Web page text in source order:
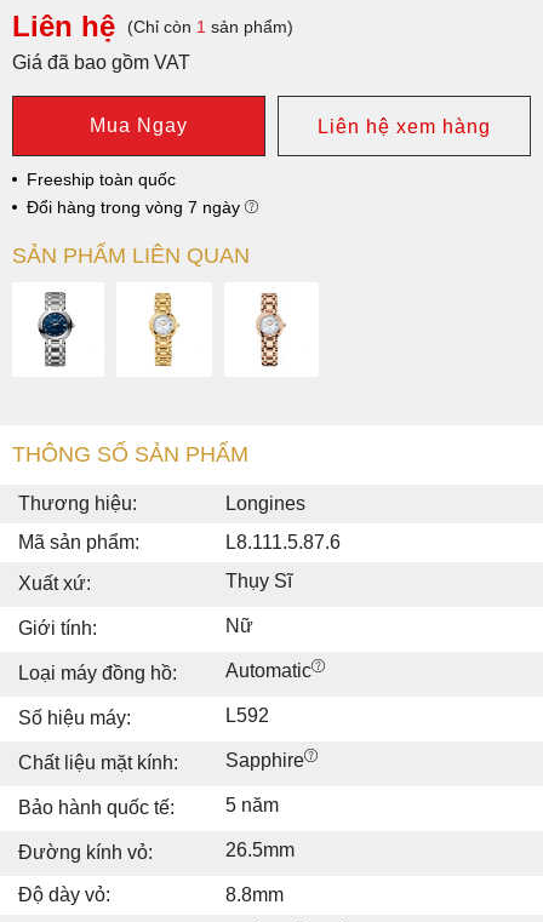
Liên hệ (Chỉ còn 1 sản phẩm)
Giá đã bao gồm VAT
Mua Ngay Liên hệ xem hàng
Freeship toàn quốc
Đổi hàng trong vòng 7 ngày
SẢN PHẨM LIÊN QUAN
THÔNG SỐ SẢN PHẨM
Thương hiệu:
Longines
Mã sản phẩm:
L8.111.5.87.6
Xuất xứ:
Thụy Sĩ
Giới tính: Nữ
Loại máy đồng hồ: Automatic
Số hiệu máy: L592
Chất liệu mặt kính: Sapphire
Bảo hành quốc tế: 5 năm
Đường kính vỏ: 26.5mm
Độ dày vỏ:
8.8mm